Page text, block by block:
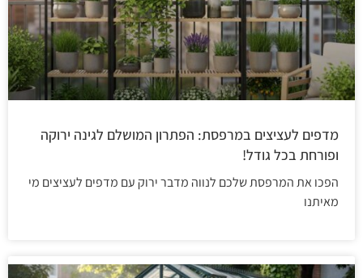
מדפים לעציצים במרפסת: הפתרון המושלם לגינה ירוקה
ופורחת בכל גודל!
הפכו את המרפסת שלכם לנווה מדבר ירוק עם מדפים לעציצים מי
מאיתנו